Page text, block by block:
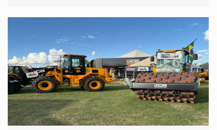
não ter entrado no modo eleição; ABAV faz evento em